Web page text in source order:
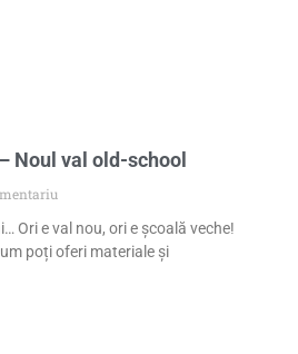
Noul val old-school
Ori e val nou, ori e școală veche!
poți oferi materiale și